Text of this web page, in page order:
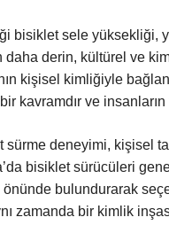
bisiklet sele yüksekliği,
derin, kültürel ve
kişisel kimliğiyle
kavramdır ve
deneyimi, kişisel
bisiklet sürücüleri
bulundurarak
zamanda bir kimlik